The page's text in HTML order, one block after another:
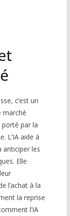
c’est un
marché
par la
L’IA aide à
anticiper les
Elle
l’achat à la
la reprise
l’IA